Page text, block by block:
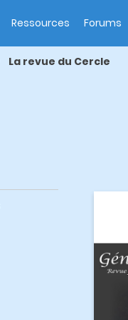
Ressources Forums
La revue du Cercle